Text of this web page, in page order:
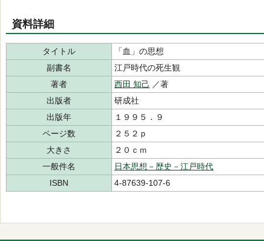
資料詳細
タイトル
「血」の思想
副書名
江戸時代の死生観
著者
西田 知己 ／著
出版者
研成社
出版年
１９９５．９
ページ数
２５２ｐ
大きさ
２０ｃｍ
一般件名
日本思想－歴史－江戸時代
ISBN
4-87639-107-6